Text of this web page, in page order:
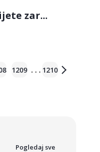
zar...
1209 . . . 1210
Pogledaj sve